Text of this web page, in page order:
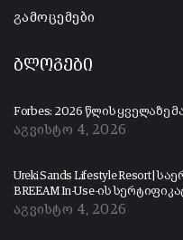
გამოცემები
ბლოგები
Forbes: 2026 წლის ყველაზე
აგვისტო 4, 2026
Ureki Sands Lifestyle Resort |
BREEAM In-Use-ის
აგვისტო 4, 2026